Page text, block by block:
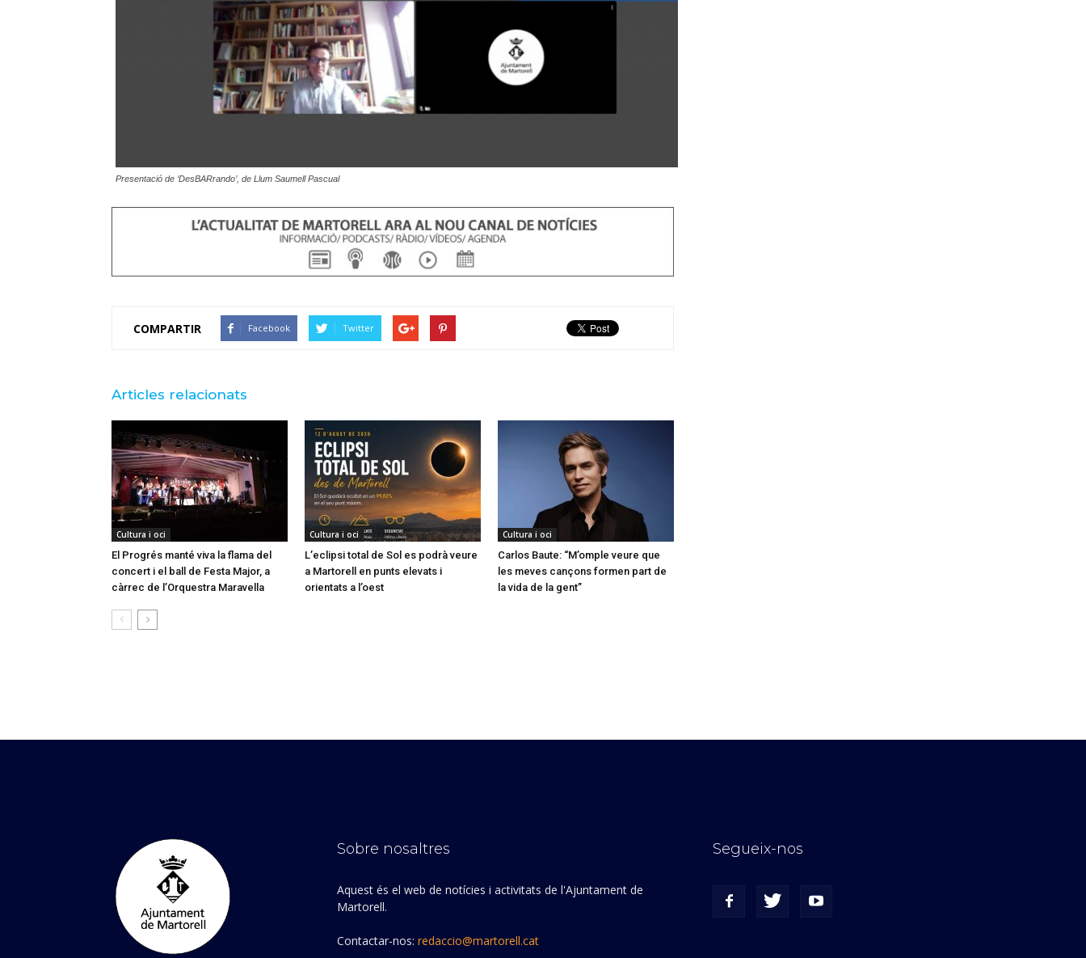
Presentació de ‘DesBARrando’, de Llum Saumell Pascual
COMPARTIR Facebook Twitter
Articles relacionats
Cultura i oci
El Progrés manté viva la flama del
concert i el ball de Festa Major, a
càrrec de l’Orquestra Maravella
Cultura i oci
L’eclipsi total de Sol es podrà veure
a Martorell en punts elevats i
orientats a l’oest
Cultura i oci
Carlos Baute: “M’omple veure que
les meves cançons formen part de
la vida de la gent”
Sobre nosaltres
Aquest és el web de notícies i activitats de l'Ajuntament de
Martorell.
Contactar-nos: redaccio@martorell.cat
Segueix-nos